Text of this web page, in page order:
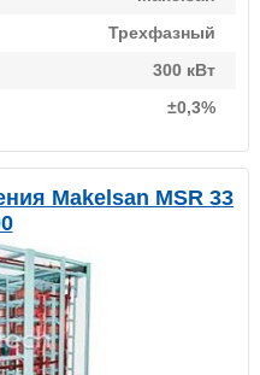
Трехфазный
300 кВт
±0,3%
Makelsan MSR 33